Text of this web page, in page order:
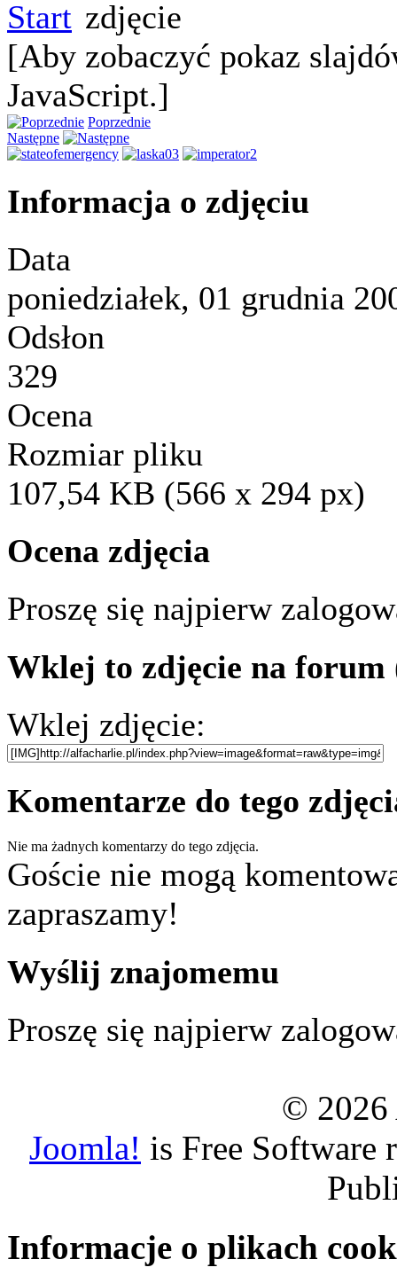
[Aby zobaczyć pokaz
JavaScript.]
Poprzednie
Następne
Informacja o zdjęciu
Data
poniedziałek, 01 grudnia
Odsłon
329
Ocena
Rozmiar pliku
107,54 KB (566 x 294 px)
Ocena zdjęcia
Proszę się najpierw
Wklej to zdjęcie na forum
Wklej zdjęcie:
Komentarze do tego
Nie ma żadnych komentarzy do tego zdjęcia.
Goście nie mogą
zapraszamy!
Wyślij znajomemu
Proszę się najpierw
© 2026
Joomla! is Free Software
Informacje o plikach